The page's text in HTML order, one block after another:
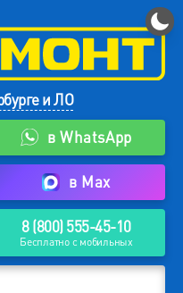
и ЛО
в WhatsApp
в Max
8 (800) 555-45-10
Бесплатно с мобильных